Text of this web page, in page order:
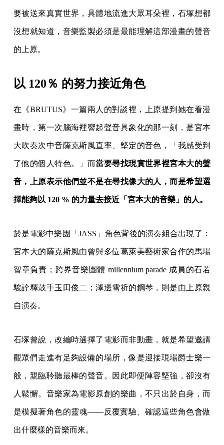
要被送來真實世界，具體地流進大眾耳朵裡，石塚想都
沒想就知道，音樂監製必須是最能理解這部漫畫的聲音
的上原。
以 120％ 的努力接近角色
在《BRUTUS》一篇兩人的對談裡，上原提到她在看漫
畫時，第一次腦海裡響起聲音具象化的那一刻，是宮本
大吹奏次中音薩克斯風直率、堅定的音色，「我感受到
了他的個人特色。」而當要尋找現實世界裡宮本大的聲
音，上原表示他們並不是在尋找像大的人，而是希望選
擇能夠以 120 % 的力量去接近「宮本大的音樂」的人。
於是電影中樂團「JASS」角色背後的演奏組合出現了：
宮本大的薩克斯風由曾與多位葛萊美藝術家合作的馬場
智章負責；跨界音樂團體 millennium parade 成員的石若
駿詮釋鼓手玉田俊二；澤邊雪祈的鋼琴，則是由上原親
自演奏。
石塚曾說，改編時選擇了電影而非動畫，就是希望邀請
觀眾們走進有足夠設備的場所，像是迎接現場爵士樂一
般，親臨聆聽最棒的聲音。因此即便陣容堅強，卻沒有
人鬆懈。音樂家為電影原創的樂曲，不只出於自身，而
是模擬著角色的靈魂——反覆實驗、確認這些角色會做
出什麼樣的音樂而來。